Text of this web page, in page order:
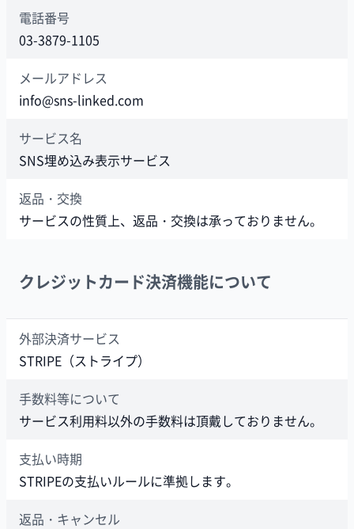
電話番号
03-3879-1105
メールアドレス
info@sns-linked.com
サービス名
SNS埋め込み表示サービス
返品・交換
サービスの性質上、返品・交換は承っておりません。
クレジットカード決済機能について
外部決済サービス
STRIPE（ストライプ）
手数料等について
サービス利用料以外の手数料は頂戴しておりません。
支払い時期
STRIPEの支払いルールに準拠します。
返品・キャンセル